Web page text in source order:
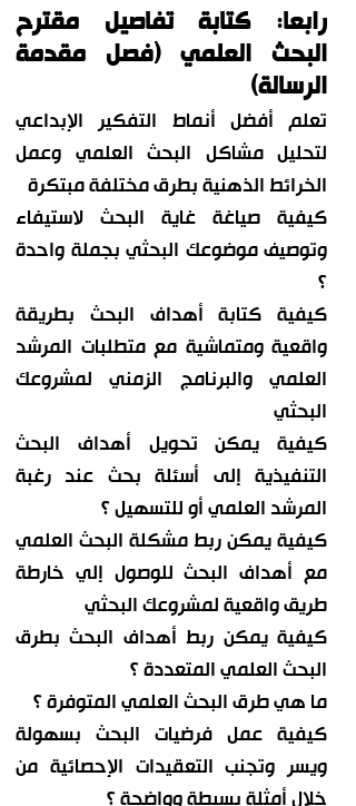
رابعا: كتابة تفاصيل مقترح
البحث العلمي (فصل مقدمة
الرسالة)
تعلم أفضل أنماط التفكير الإبداعي
لتحليل مشاكل البحث العلمي وعمل
الخرائط الذهنية بطرق مختلفة مبتكرة
كيفية صياغة غاية البحث لاستيفاء
وتوصيف موضوعك البحثي بجملة واحدة
؟
كيفية كتابة أهداف البحث بطريقة
واقعية ومتماشية مع متطلبات المرشد
العلمي والبرنامج الزمني لمشروعك
البحثي
كيفية يمكن تحويل أهداف البحث
التنفيذية إلى أسئلة بحث عند رغبة
المرشد العلمي أو للتسهيل ؟
كيفية يمكن ربط مشكلة البحث العلمي
مع أهداف البحث للوصول إلي خارطة
طريق واقعية لمشروعك البحثي
كيفية يمكن ربط أهداف البحث بطرق
البحث العلمي المتعددة ؟
ما هي طرق البحث العلمي المتوفرة ؟
كيفية عمل فرضيات البحث بسهولة
ويسر وتجنب التعقيدات الإحصائية من